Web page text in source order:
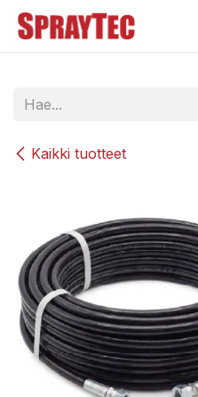
Siirry sisältöön
Kaikki tuotteet